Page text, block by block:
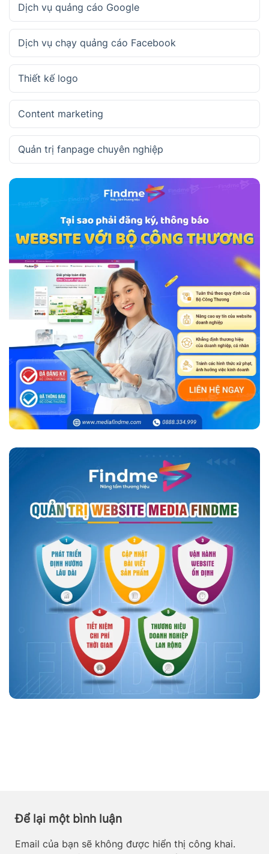
Dịch vụ quảng cáo Google
Dịch vụ chạy quảng cáo Facebook
Thiết kế logo
Content marketing
Quản trị fanpage chuyên nghiệp
Để lại một bình luận
Email của bạn sẽ không được hiển thị công khai.